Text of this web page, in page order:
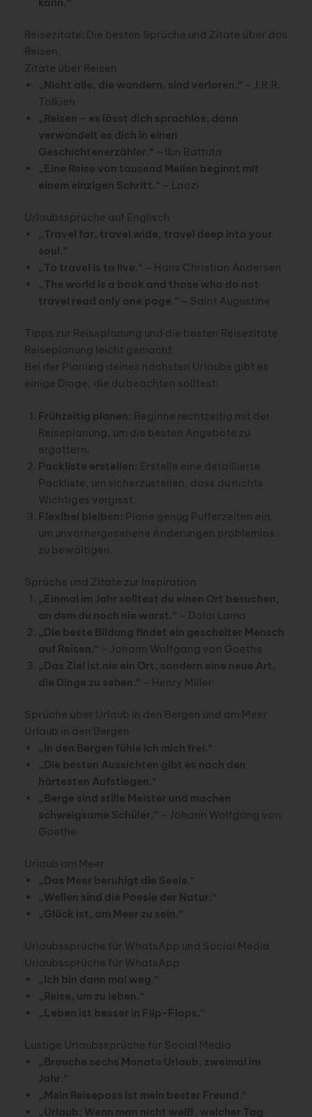
kann.“
Reisezitate: Die besten Sprüche und Zitate über das
Reisen
Zitate über Reisen
„Nicht alle, die wandern, sind verloren.“ – J.R.R.
Tolkien
„Reisen – es lässt dich sprachlos, dann
verwandelt es dich in einen
Geschichtenerzähler.“ – Ibn Battuta
„Eine Reise von tausend Meilen beginnt mit
einem einzigen Schritt.“ – Laozi
Urlaubssprüche auf Englisch
„Travel far, travel wide, travel deep into your
soul.“
„To travel is to live.“ – Hans Christian Andersen
„The world is a book and those who do not
travel read only one page.“ – Saint Augustine
Tipps zur Reiseplanung und die besten Reisezitate
Reiseplanung leicht gemacht
Bei der Planung deines nächsten Urlaubs gibt es
einige Dinge, die du beachten solltest:
Frühzeitig planen: Beginne rechtzeitig mit der
Reiseplanung, um die besten Angebote zu
ergattern.
Packliste erstellen: Erstelle eine detaillierte
Packliste, um sicherzustellen, dass du nichts
Wichtiges vergisst.
Flexibel bleiben: Plane genug Pufferzeiten ein,
um unvorhergesehene Änderungen problemlos
zu bewältigen.
Sprüche und Zitate zur Inspiration
„Einmal im Jahr solltest du einen Ort besuchen,
an dem du noch nie warst.“ – Dalai Lama
„Die beste Bildung findet ein gescheiter Mensch
auf Reisen.“ – Johann Wolfgang von Goethe
„Das Ziel ist nie ein Ort, sondern eine neue Art,
die Dinge zu sehen.“ – Henry Miller
Sprüche über Urlaub in den Bergen und am Meer
Urlaub in den Bergen
„In den Bergen fühle ich mich frei.“
„Die besten Aussichten gibt es nach den
härtesten Aufstiegen.“
„Berge sind stille Meister und machen
schweigsame Schüler.“ – Johann Wolfgang von
Goethe
Urlaub am Meer
„Das Meer beruhigt die Seele.“
„Wellen sind die Poesie der Natur.“
„Glück ist, am Meer zu sein.“
Urlaubssprüche für WhatsApp und Social Media
Urlaubssprüche für WhatsApp
„Ich bin dann mal weg.“
„Reise, um zu leben.“
„Leben ist besser in Flip-Flops.“
Lustige Urlaubssprüche für Social Media
„Brauche sechs Monate Urlaub, zweimal im
Jahr.“
„Mein Reisepass ist mein bester Freund.“
„Urlaub: Wenn man nicht weiß, welcher Tag